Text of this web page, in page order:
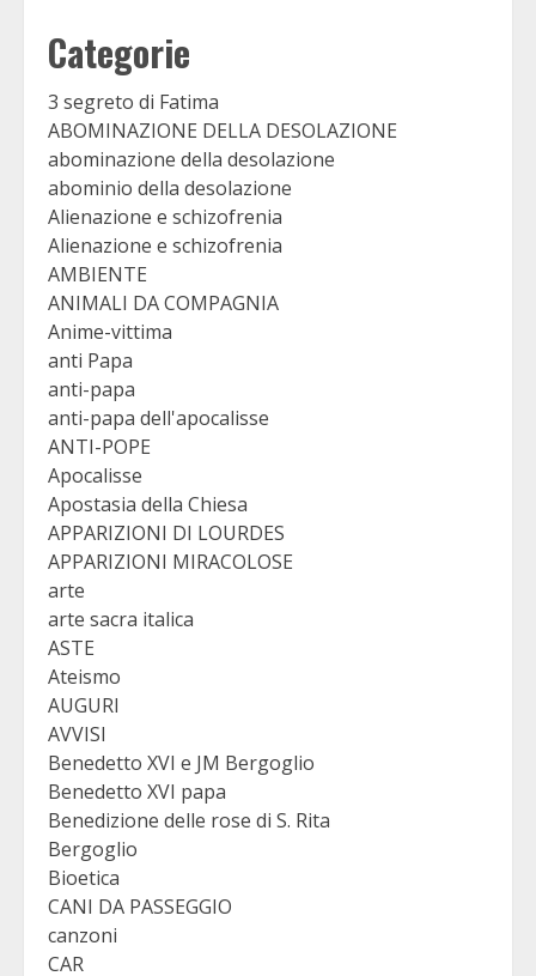
Categorie
3 segreto di Fatima
ABOMINAZIONE DELLA DESOLAZIONE
abominazione della desolazione
abominio della desolazione
Alienazione e schizofrenia
Alienazione e schizofrenia
AMBIENTE
ANIMALI DA COMPAGNIA
Anime-vittima
anti Papa
anti-papa
anti-papa dell'apocalisse
ANTI-POPE
Apocalisse
Apostasia della Chiesa
APPARIZIONI DI LOURDES
APPARIZIONI MIRACOLOSE
arte
arte sacra italica
ASTE
Ateismo
AUGURI
AVVISI
Benedetto XVI e JM Bergoglio
Benedetto XVI papa
Benedizione delle rose di S. Rita
Bergoglio
Bioetica
CANI DA PASSEGGIO
canzoni
CAR